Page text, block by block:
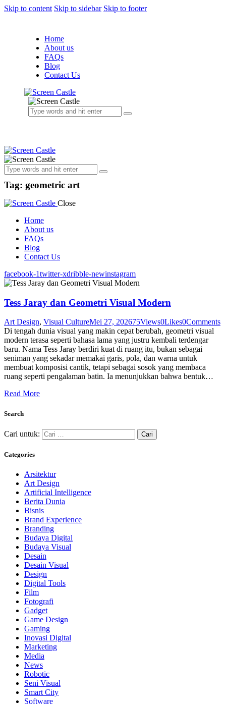
Skip to content Skip to sidebar Skip to footer
Home
About us
FAQs
Blog
Contact Us
Tag: geometric art
Close
Home
About us
FAQs
Blog
Contact Us
facebook-1twitter-xdribble-newinstagram
Tess Jaray dan Geometri Visual Modern
Art Design, Visual CultureMei 27, 202675Views0Likes0Comments
Di tengah dunia visual yang makin cepat berubah, geometri visual
modern terasa seperti bahasa lama yang justru kembali terdengar
baru. Nama Tess Jaray berdiri kuat di ruang itu, bukan sebagai
seniman yang sekadar memakai garis, pola, dan warna untuk
membuat komposisi cantik, tetapi sebagai sosok yang membaca
ruang seperti pengalaman batin. Ia menunjukkan bahwa bentuk…
Read More
Search
Cari untuk:
Categories
Arsitektur
Art Design
Artificial Intelligence
Berita Dunia
Bisnis
Brand Experience
Branding
Budaya Digital
Budaya Visual
Desain
Desain Visual
Design
Digital Tools
Film
Fotografi
Gadget
Game Design
Gaming
Inovasi Digital
Marketing
Media
News
Robotic
Seni Visual
Smart City
Software